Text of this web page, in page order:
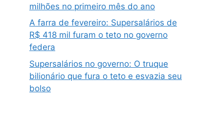
milhões no primeiro mês do ano
A farra de fevereiro: Supersalários de
R$ 418 mil furam o teto no governo
federa
Supersalários no governo: O truque
bilionário que fura o teto e esvazia seu
bolso